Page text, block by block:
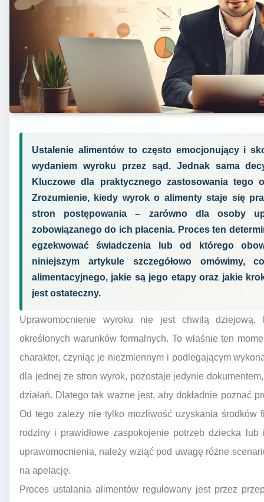
Ustalenie alimentów to często emocjonujący i
wydaniem wyroku przez sąd. Jednak sama
Kluczowe dla praktycznego zastosowania tego
Zrozumienie, kiedy wyrok o alimenty staje się
stron postępowania – zarówno dla osoby
zobowiązanego do ich płacenia. Proces ten
egzekwować świadczenia lub od którego
niniejszym artykule szczegółowo omówimy,
alimentacyjnego, jakie są jego etapy oraz jakie
jest ostateczny.
Uprawomocnienie wyroku nie jest chwilą dziejową,
określonych warunków formalnych. To właśnie ten
charakter, czyniąc je niezmiennym i podlegającym
dla jednej ze stron wyrok, pozostaje jedynie
działań. Dlatego tak ważne jest, aby dokładnie poznać
Od tego zależy nie tylko możliwość uzyskania środków
rodziny i prawidłowe zaspokojenie potrzeb dziecka
uprawomocnienia, należy wziąć pod uwagę różne
na apelację.
Proces ustalania alimentów regulowany jest przez